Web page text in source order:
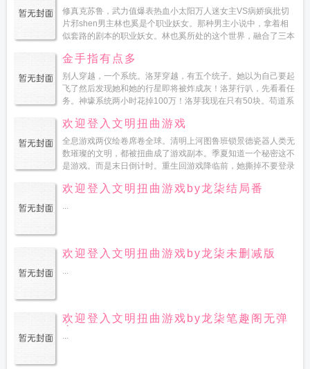
修真克苏鲁，武力值爆表热血小太阳万人迷女主VS病娇疯批切
片邪shen男主林也奚是个职业妖女。那种男主小说中，拿着相
似套路的剧本的职业妖女。林也奚所处的这个世界，融合了三本
金手指有点多
别人穿越，一个系统。洛芽穿越，有五个统子。她以为自己要起
飞了然后发现她和她的行星即将被炸成灰！洛芽行叭，先看看任
务。神壕系统两小时花掉100万！洛芽我现在只有50块。苟道系
欢迎登入文明扭曲游戏
全息游戏两仪绘卷席卷全球。清明上河图鲁班锁景德瓷器人类无
数璀璨的文明，都被扭曲成了游戏副本。季夏知道一个秘密这不
是游戏。而是末日倒计时。重生回游戏降临前，她撕掉不要登录
欢迎登入文明扭曲游戏by龙柒结局番
...
欢迎登入文明扭曲游戏by龙柒未删减版
...
欢迎登入文明扭曲游戏by龙柒笔趣阁无弹
...